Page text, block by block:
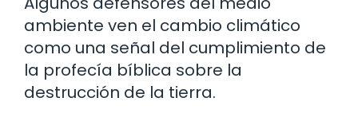
ambiente ven el cambio climático
como una señal del cumplimiento de
la profecía bíblica sobre la
destrucción de la tierra.